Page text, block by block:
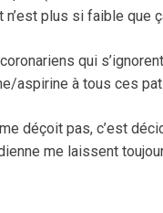
n’est plus si faible que
qui
aspirine à tous ces
déçoit pas, c’est
me laissent